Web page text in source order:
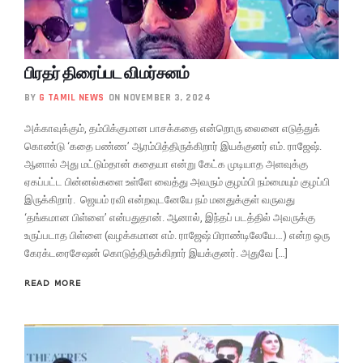
பிரதர் திரைப்பட விமர்சனம்
BY G TAMIL NEWS ON NOVEMBER 3, 2024
அக்காவுக்கும், தம்பிக்குமான பாசக்கதை என்றொரு லைனை எடுத்துக்
கொண்டு ‘கதை பண்ண’ ஆரம்பித்திருக்கிறார் இயக்குனர் எம். ராஜேஷ்.
ஆனால் அது மட்டும்தான் கதையா என்று கேட்க முடியாத அளவுக்கு
ஏகப்பட்ட பின்னல்களை உள்ளே வைத்து அவரும் குழம்பி நம்மையும் குழப்பி
இருக்கிறார். ஜெயம் ரவி என்றவுடனேயே நம் மனதுக்குள் வருவது
‘தங்கமான பிள்ளை’ என்பதுதான். ஆனால், இந்தப் படத்தில் அவருக்கு
உருப்படாத பிள்ளை (வழக்கமான எம். ராஜேஷ் பிராண்டிலேயே…) என்ற ஒரு
கேரக்டரைசேஷன் கொடுத்திருக்கிறார் இயக்குனர். அதுவே […]
READ MORE